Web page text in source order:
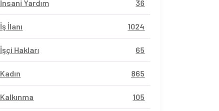
İnsani Yardım 36
İş İlanı 1024
İşçi Hakları 65
Kadın 865
Kalkınma 105